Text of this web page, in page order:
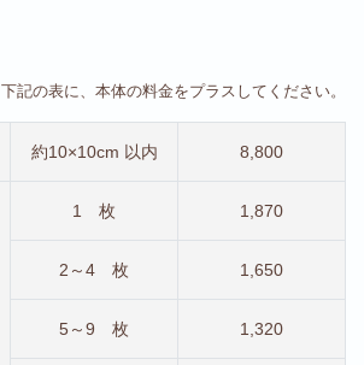
下記の表に、本体の料金をプラスしてください。
約10×10cm 以内 8,800
1 枚 1,870
2～4 枚 1,650
5～9 枚 1,320